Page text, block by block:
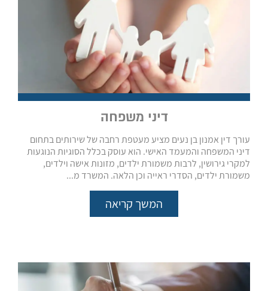
דיני משפחה
עורך דין אמנון בן נעים מציע מעטפת רחבה של שירותים בתחום
דיני המשפחה והמעמד האישי. הוא עוסק בכלל הסוגיות הנוגעות
למקרי גירושין, לרבות משמורת ילדים, מזונות אישה וילדים,
משמורת ילדים, הסדרי ראייה וכן הלאה. המשרד מ...
המשך קריאה